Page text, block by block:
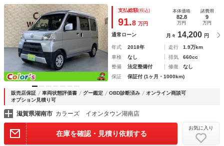
スライドドア アイドリングストップ ＵＶカットプライバシ
ーガラス スマートアシスト 電格ドアミラー オーバーヘッ
ドコンソール
支払総額(税込)
91.8 万円
本体価格
82.8
万円
諸費用
9
万円
通常ローン 月々 14,200 円
年式 2018年 走行
1.9万km
車検
なし 排気
660cc
整備
法定整備付 修復
なし
保証
保証付 (1ヶ月・1000km)
販売店保証 車両状態評価書 グー鑑定 OBD診断済み
オンライン商談可
オプション見積り可
滋賀県湖南市 カラーズ イオンタウン湖南店
在庫を確認・見積り依頼する
お気に入り